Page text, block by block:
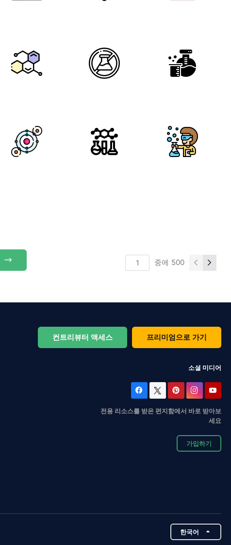
중에 500
컨트리뷰터 액세스 프리미엄으로 가기
소셜 미디어
전용 리소스를 받은 편지함에서 바로 받아보
세요
가입하기
한국어